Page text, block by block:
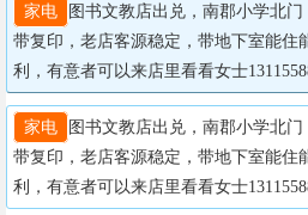
家电
图书文教店出兑，南郡小学北
带复印，老店客源稳定，带地下室能住
利，有意者可以来店里看看女士
家电
图书文教店出兑，南郡小学北
带复印，老店客源稳定，带地下室能住
利，有意者可以来店里看看女士